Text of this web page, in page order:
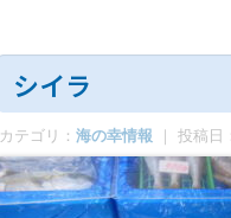
シイラ
カテゴリ： 海の幸情報 ｜ 投稿日